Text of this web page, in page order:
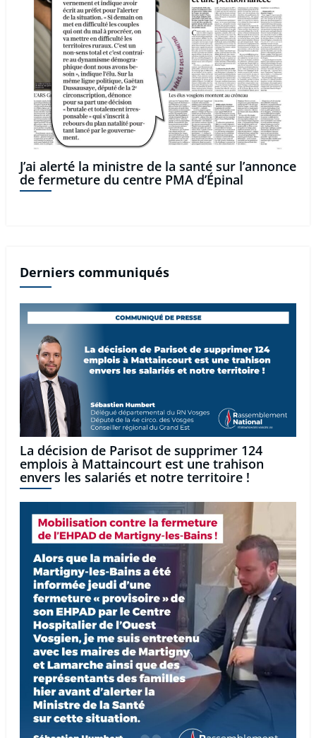
J’ai alerté la ministre de la santé sur l’annonce
de fermeture du centre PMA d’Épinal
Derniers communiqués
La décision de Parisot de supprimer 124
emplois à Mattaincourt est une trahison
envers les salariés et notre territoire !